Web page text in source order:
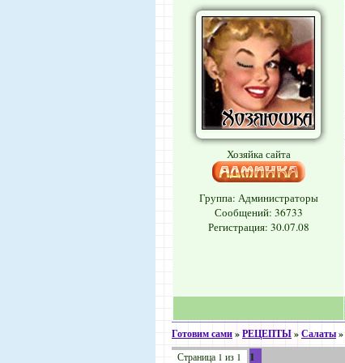
Хозяйка сайта
Группа: Администраторы
Сообщений: 36733
Регистрация: 30.07.08
Готовим сами»РЕЦЕПТЫ»Салаты»
Страница 1 из 1 1